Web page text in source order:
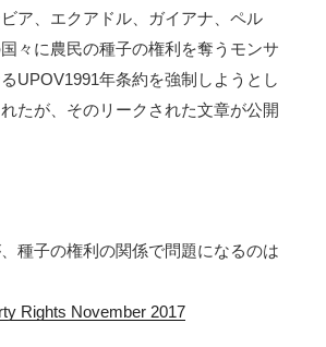
ア、エクアドル、ガイアナ、ペル
々に農民の種子の権利を奪うモンサ
UPOV1991年条約を強制しようとし
たが、そのリークされた文章が公開
種子の権利の関係で問題になるのは
Rights November 2017